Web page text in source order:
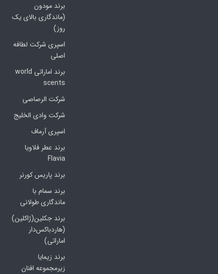
برند مودون
(ماندگاری بالای یک
روز)
اسپری شرکت لطافه
اصلی
برند اماراتی world
scents
شرکت الرصاصی
شرکت وادی الخلیج
اسپری آرماف
برند عطر فلاویا
Flavia
برند پاریس کورنر
برند سمام با
ماندگاری طولانی
برند جکلین(ژاکلین)
(هاردباکس‌دار
اماراتی)
برند زیمایا
زیرمجموعه افنان